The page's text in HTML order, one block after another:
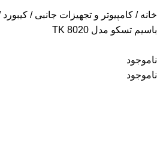
خانه کامپیوتر و تجهیزات جانبی کیبورد
باسیم تسکو مدل TK 8020
ناموجود
ناموجود